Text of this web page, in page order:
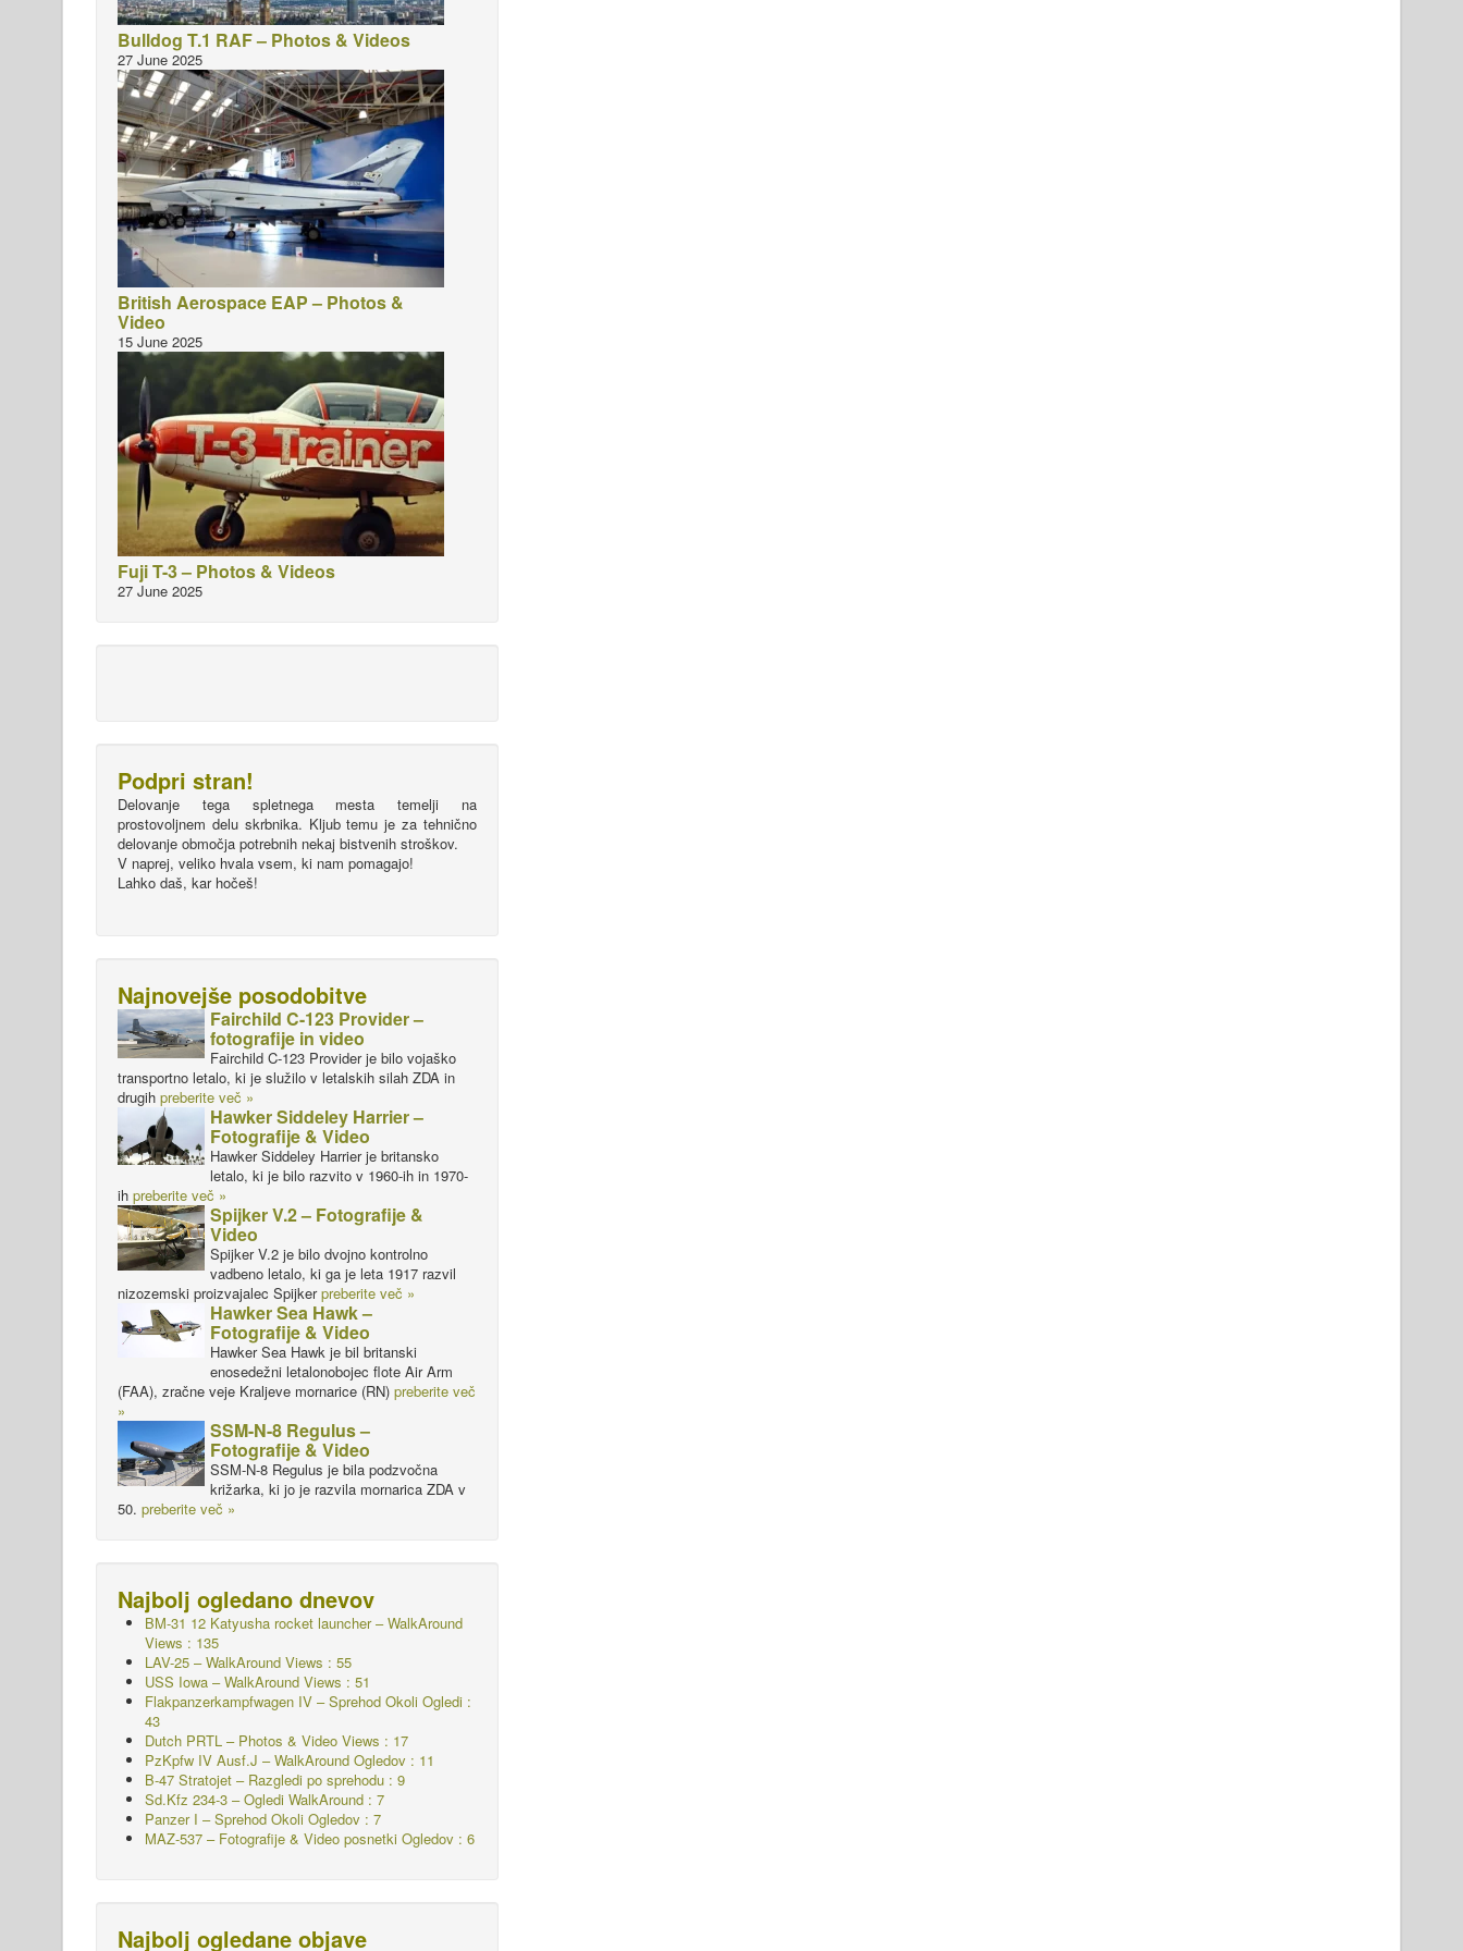
Bulldog T.1 RAF – Photos & Videos
27 June 2025
British Aerospace EAP – Photos &
Video
15 June 2025
Fuji T-3 – Photos & Videos
27 June 2025
Podpri stran!
Delovanje tega spletnega mesta temelji na
prostovoljnem delu skrbnika. Kljub temu je za tehnično
delovanje območja potrebnih nekaj bistvenih stroškov.
V naprej, veliko hvala vsem, ki nam pomagajo!
Lahko daš, kar hočeš!
Najnovejše posodobitve
Fairchild C-123 Provider –
fotografije in video
Fairchild C-123 Provider je bilo vojaško
transportno letalo, ki je služilo v letalskih silah ZDA in
drugih preberite več »
Hawker Siddeley Harrier –
Fotografije & Video
Hawker Siddeley Harrier je britansko
letalo, ki je bilo razvito v 1960-ih in 1970-
ih preberite več »
Spijker V.2 – Fotografije &
Video
Spijker V.2 je bilo dvojno kontrolno
vadbeno letalo, ki ga je leta 1917 razvil
nizozemski proizvajalec Spijkerpreberite več »
Hawker Sea Hawk –
Fotografije & Video
Hawker Sea Hawk je bil britanski
enosedežni letalonobojec flote Air Arm
(FAA), zračne veje Kraljeve mornarice (RN) preberite več
»
SSM-N-8 Regulus –
Fotografije & Video
SSM-N-8 Regulus je bila podzvočna
križarka, ki jo je razvila mornarica ZDA v
50. preberite več »
Najbolj ogledano dnevov
BM-31 12 Katyusha rocket launcher – WalkAround
Views : 135
LAV-25 – WalkAround Views : 55
USS Iowa – WalkAround Views : 51
Flakpanzerkampfwagen IV – Sprehod Okoli Ogledi :
43
Dutch PRTL – Photos & Video Views : 17
PzKpfw IV Ausf.J – WalkAround Ogledov : 11
B-47 Stratojet – Razgledi po sprehodu : 9
Sd.Kfz 234-3 – Ogledi WalkAround : 7
Panzer I – Sprehod Okoli Ogledov : 7
MAZ-537 – Fotografije & Video posnetki Ogledov : 6
Najbolj ogledane objave